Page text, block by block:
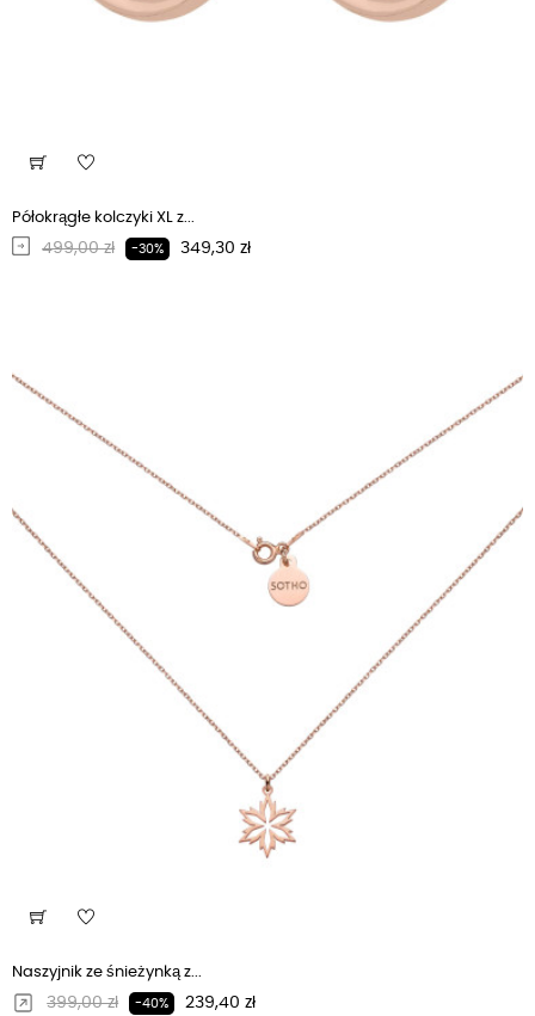
Półokrągłe kolczyki XL z...
Regularna cena
499,00 zł -30% Cena
349,30 zł
Naszyjnik ze śnieżynką z...
Regularna cena
399,00 zł -40% Cena
239,40 zł